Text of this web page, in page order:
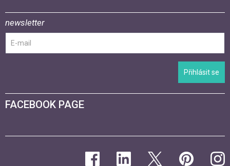
newsletter
Přihlásit se
FACEBOOK PAGE